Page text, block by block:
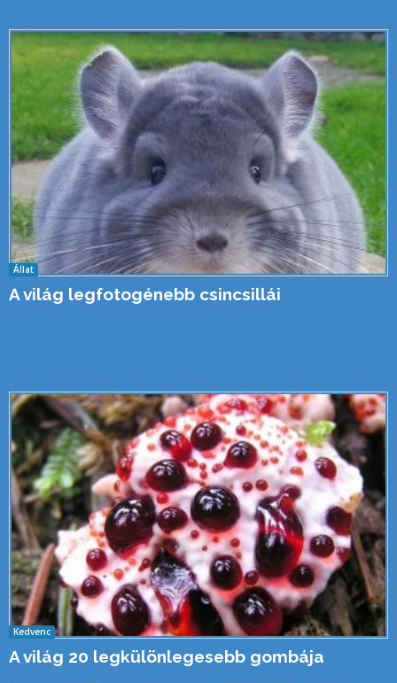
Állat
A világ legfotogénebb csincsillái
Kedvenc
A világ 20 legkülönlegesebb gombája